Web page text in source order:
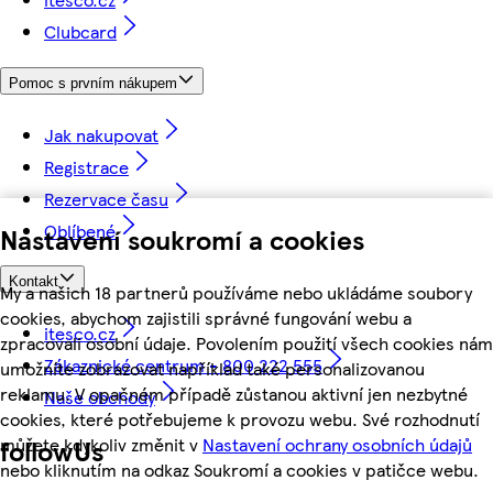
Nastavení soukromí a cookies
My a našich 18 partnerů používáme nebo ukládáme soubory
cookies, abychom zajistili správné fungování webu a
zpracovali osobní údaje. Povolením použití všech cookies nám
umožníte zobrazovat například také personalizovanou
reklamu. V opačném případě zůstanou aktivní jen nezbytné
cookies, které potřebujeme k provozu webu. Své rozhodnutí
můžete kdykoliv změnit v Nastavení ochrany osobních údajů
nebo kliknutím na odkaz Soukromí a cookies v patičce webu.
Clubcard
Pomoc s prvním nákupem
Jak nakupovat
Registrace
Rezervace času
Oblíbené
Kontakt
itesco.cz
Zákaznické centrum - 800 222 555
Naše obchody
followUs